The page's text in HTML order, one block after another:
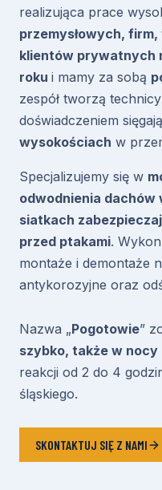
realizująca prace
przemysłowych,
klientów prywatnych
roku i mamy za sobą
zespół tworzą
doświadczeniem
wysokościach w
Specjalizujemy się w
odwodnienia
siatkach
przed ptakami.
montaże i demontaże
antykorozyjne oraz
Nazwa „Pogotowie”
szybko, także w
reakcji od 2 do 4
śląskiego.
SKONTAKTUJ SIĘ Z NAMI